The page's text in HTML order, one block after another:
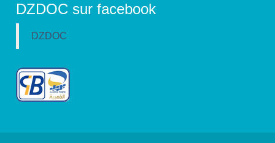
DZDOC sur facebook
DZDOC